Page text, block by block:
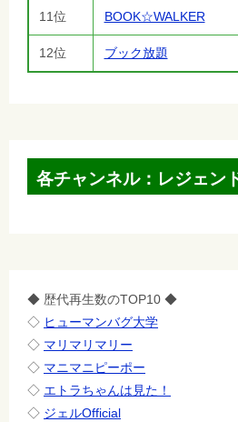
11位 BOOK☆WALKER
12位 ブック放題
各チャンネル：レジェン
◆ 歴代再生数のTOP10 ◆
◇ ヒューマンバグ大学
◇ マリマリマリー
◇ マニマニピーポー
◇ エトラちゃんは見た！
◇ ジェルOfficial